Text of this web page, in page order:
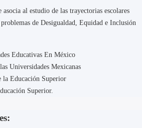
al estudio de las trayectorias escolares
de Desigualdad, Equidad e Inclusión
Educativas En México
Universidades Mexicanas
la Educación Superior
Superior.